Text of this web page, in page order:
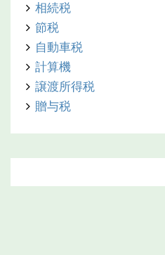
相続税
節税
自動車税
計算機
譲渡所得税
贈与税